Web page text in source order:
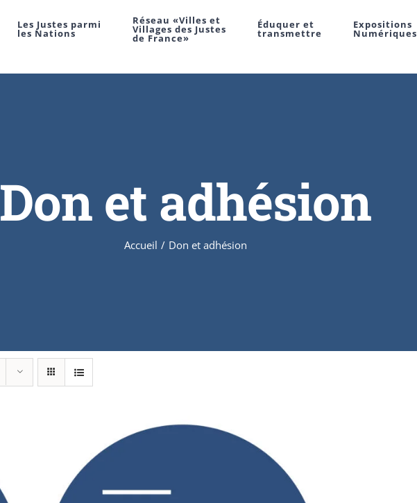
Les Justes parmi
les Nations
Réseau «Villes et
Villages des Justes
de France»
Éduquer et
transmettre
Expositions
Numériques
Don et adhésion
Accueil / Don et adhésion